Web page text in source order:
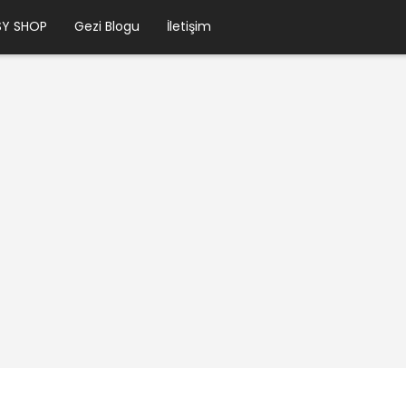
SHOP Gezi Blogu İletişim